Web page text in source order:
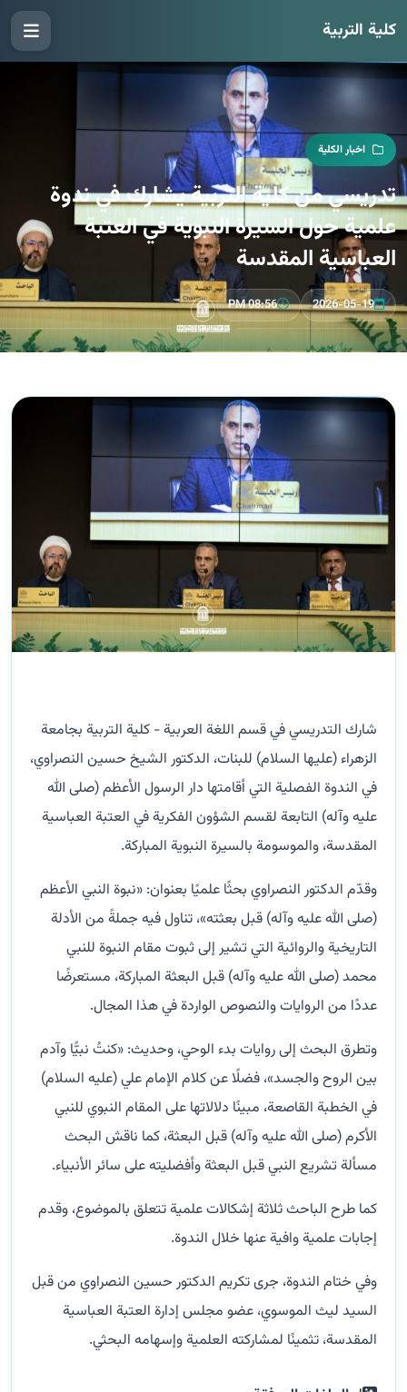
كلية التربية
اخبار الكلية
تدريسي من كلية التربية يشارك في ندوة
علمية حول السيرة النبوية في العتبة
العباسية المقدسة
2026-05-19
08:56 PM
شارك التدريسي في قسم اللغة العربية - كلية التربية بجامعة
الزهراء (عليها السلام) للبنات، الدكتور الشيخ حسين النصراوي،
في الندوة الفصلية التي أقامتها دار الرسول الأعظم (صلى الله
عليه وآله) التابعة لقسم الشؤون الفكرية في العتبة العباسية
المقدسة، والموسومة بالسيرة النبوية المباركة.
وقدّم الدكتور النصراوي بحثًا علميًا بعنوان: «نبوة النبي الأعظم
(صلى الله عليه وآله) قبل بعثته»، تناول فيه جملةً من الأدلة
التاريخية والروائية التي تشير إلى ثبوت مقام النبوة للنبي
محمد (صلى الله عليه وآله) قبل البعثة المباركة، مستعرضًا
عددًا من الروايات والنصوص الواردة في هذا المجال.
وتطرق البحث إلى روايات بدء الوحي، وحديث: «كنتُ نبيًّا وآدم
بين الروح والجسد»، فضلًا عن كلام الإمام علي (عليه السلام)
في الخطبة القاصعة، مبينًا دلالاتها على المقام النبوي للنبي
الأكرم (صلى الله عليه وآله) قبل البعثة، كما ناقش البحث
مسألة تشريع النبي قبل البعثة وأفضليته على سائر الأنبياء.
كما طرح الباحث ثلاثة إشكالات علمية تتعلق بالموضوع، وقدم
إجابات علمية وافية عنها خلال الندوة.
وفي ختام الندوة، جرى تكريم الدكتور حسين النصراوي من قبل
السيد ليث الموسوي، عضو مجلس إدارة العتبة العباسية
المقدسة، تثمينًا لمشاركته العلمية وإسهامه البحثي.